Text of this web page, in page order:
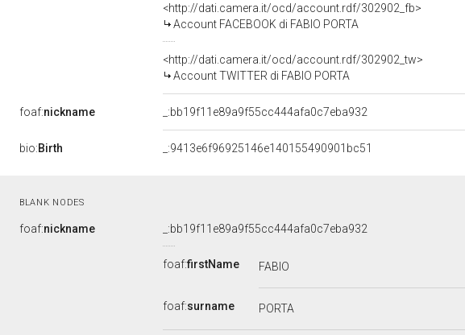
<http://dati.camera.it/ocd/account.rdf/302902_fb>
Account FACEBOOK di FABIO PORTA
<http://dati.camera.it/ocd/account.rdf/302902_tw>
Account TWITTER di FABIO PORTA
foaf:nickname _:bb19f11e89a9f55cc444afa0c7eba932
bio:Birth _:9413e6f96925146e140155490901bc51
BLANK NODES
foaf:nickname _:bb19f11e89a9f55cc444afa0c7eba932
foaf:firstName FABIO
foaf:surname PORTA